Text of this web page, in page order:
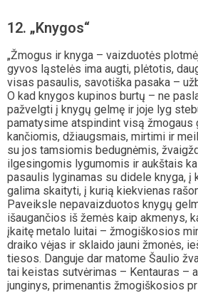
12. „Knygos“
„Žmogus ir knyga – vaizduotės
gyvos ląstelės ima augti, plėtotis,
visas pasaulis, savotiška pasaka –
O kad knygos kupinos burtų – ne
pažvelgti į knygų gelmę ir joje lyg
pamatysime atspindint visą žmogaus
kančiomis, džiaugsmais, mirtimi ir
su jos tamsiomis bedugnėmis,
ilgesingomis lygumomis ir aukštais
pasaulis lyginamas su didele knyga, į
galima skaityti, į kurią kiekvienas
Paveiksle nepavaizduotos knygų
išaugančios iš žemės kaip akmenys,
įkaitę metalo luitai – žmogiškosios
draiko vėjas ir sklaido jauni žmonės,
tiesos. Danguje dar matome Šaulio
tai keistas sutvėrimas – Kentauras –
junginys, primenantis žmogiškosios